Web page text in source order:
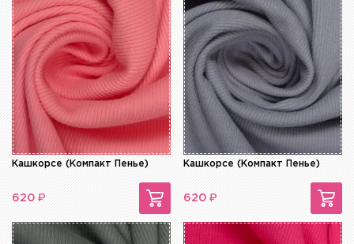
Кашкорсе (Компакт Пенье)
620 ₽
Кашкорсе (Компакт Пенье)
620 ₽